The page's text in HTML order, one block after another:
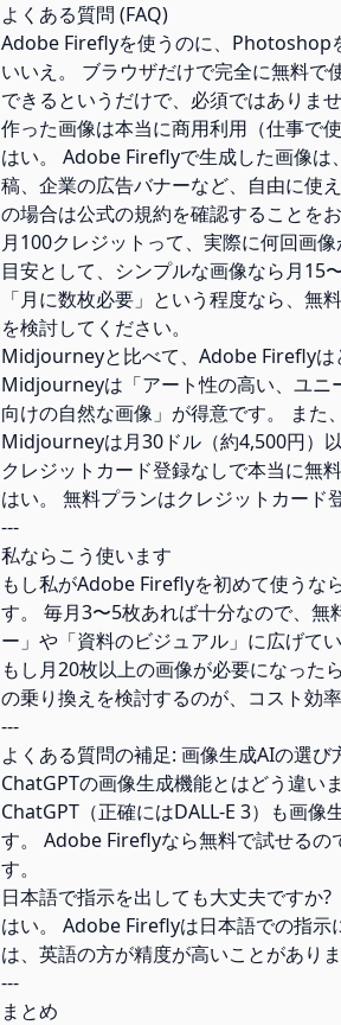
よくある質問 (FAQ)
Adobe Fireflyを使うのに、Photoshop
いいえ。 ブラウザだけで完全に無料
できるというだけで、必須ではありませ
作った画像は本当に商用利用（仕事で
はい。 Adobe Fireflyで生成した画像は
稿、企業の広告バナーなど、自由に使
の場合は公式の規約を確認することをお
月100クレジットって、実際に何回画
目安として、シンプルな画像なら月15
「月に数枚必要」という程度なら、無
を検討してください。
Midjourneyと比べて、Adobe Fireflyは
Midjourneyは「アート性の高い、ユニ
向けの自然な画像」が得意です。 また
Midjourneyは月30ドル（約4,500円）以
クレジットカード登録なしで本当に無
はい。 無料プランはクレジットカード
---
私ならこう使います
もし私がAdobe Fireflyを初めて使うな
す。 毎月3〜5枚あれば十分なので、
ー」や「資料のビジュアル」に広げて
もし月20枚以上の画像が必要になっ
の乗り換えを検討するのが、コスト効
---
よくある質問の補足: 画像生成AIの選び
ChatGPTの画像生成機能とはどう違い
ChatGPT（正確にはDALL-E 3）も画
す。 Adobe Fireflyなら無料で試せる
す。
日本語で指示を出しても大丈夫ですか?
はい。 Adobe Fireflyは日本語での指示
は、英語の方が精度が高いことがありま
---
まとめ